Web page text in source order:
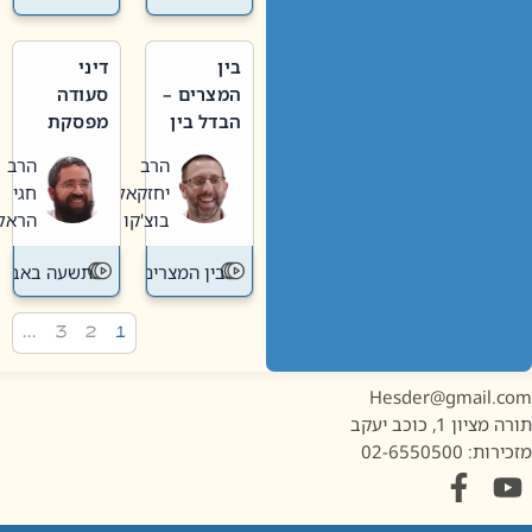
בין
המצרים –
הבדל בין
חדשה
לישנה
הרב
יחזקאל
בוצ'קו
בין המצרים
דיני
סעודה
מפסקת
תשעה
באב
הרב
חגי
הראל
תשעה באב
1, כוכב יעקב
02-6550500